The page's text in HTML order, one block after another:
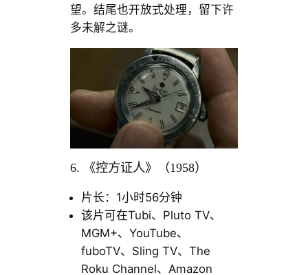
望。结尾也开放式处理，留下许
多未解之谜。
6. 《控方证人》（1958）
片长：1小时56分钟
该片可在Tubi、Pluto TV、
MGM+、YouTube、
fuboTV、Sling TV、The
Roku Channel、Amazon